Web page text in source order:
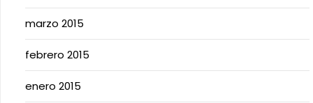
marzo 2015
febrero 2015
enero 2015